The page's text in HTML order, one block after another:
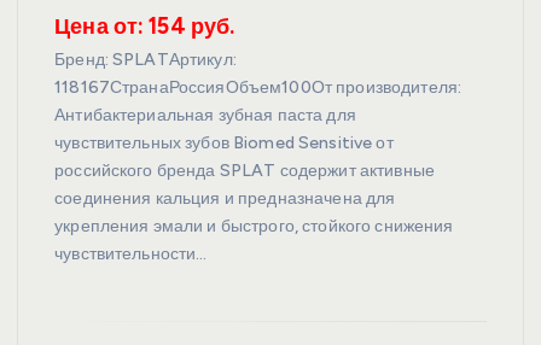
Цена от: 154 руб.
Бренд: SPLATАртикул:
118167СтранаРоссияОбъем100От производителя:
Антибактериальная зубная паста для
чувствительных зубов Biomed Sensitive от
российского бренда SPLAT содержит активные
соединения кальция и предназначена для
укрепления эмали и быстрого, стойкого снижения
чувствительности…